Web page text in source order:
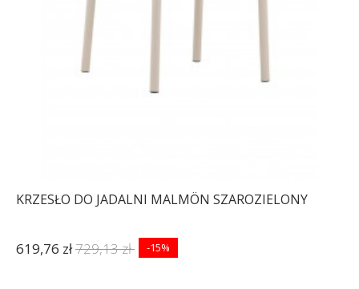
KRZESŁO DO JADALNI MALMÖN SZAROZIELONY
619,76 zł729,13 zł -15%